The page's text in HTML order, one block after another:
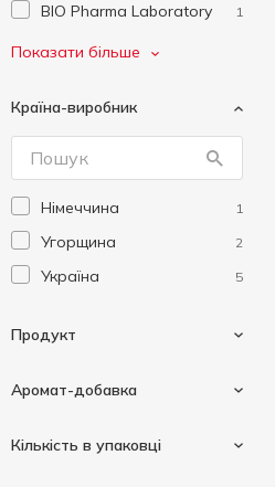
BIO Pharma Laboratory 1
Carefree
Cosmia 2
Depend
Discreet 8
Durex 1
Enjee 1
Family Doctor 2
Jee 1
LACTACYD
Показати більше
Країна-виробник
Німеччина 1
Угорщина 2
Україна 5
Продукт
Гігієнічні прокладки
Аромат-добавка
Кількість в упаковці